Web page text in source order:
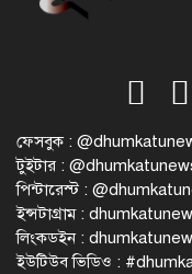
ফেসবুক :
টুইটার :
পিন্টারেস্ট :
ইন্সটাগ্রাম :
লিংকডইন :
ইউটিউব ভিডিও :